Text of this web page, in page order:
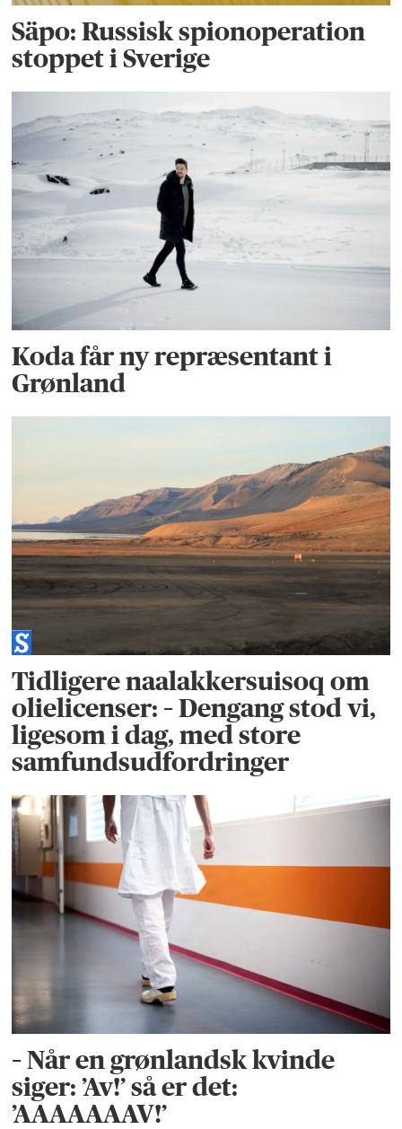
Säpo: Russisk spionoperation
stoppet i Sverige
Koda får ny repræsentant i
Grønland
Tidligere naalakkersuisoq om
olielicenser: – Dengang stod vi,
ligesom i dag, med store
samfundsudfordringer
– Når en grønlandsk kvinde
siger: ’Av!’ så er det:
’AAAAAAAV!’